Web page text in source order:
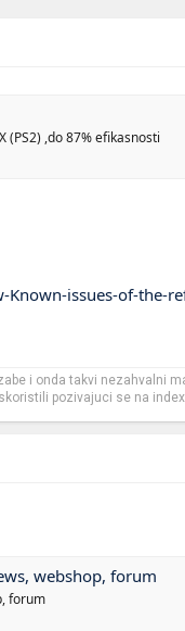
(PS2) ,do 87% efikasnosti
issues-of-the-
i onda takvi nezahvalni
pozivajuci se na
webshop, forum
forum